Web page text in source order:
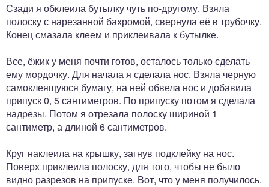
Сзади я обклеила бутылку чуть по-другому. Взяла
полоску с нарезанной бахромой, свернула её в трубочку.
Конец смазала клеем и приклеивала к бутылке.
Все, ёжик у меня почти готов, осталось только сделать
ему мордочку. Для начала я сделала нос. Взяла черную
самоклеящуюся бумагу, на ней обвела нос и добавила
припуск 0, 5 сантиметров. По припуску потом я сделала
надрезы. Потом я отрезала полоску шириной 1
сантиметр, а длиной 6 сантиметров.
Круг наклеила на крышку, загнув подклейку на нос.
Поверх приклеила полоску, для того, чтобы не было
видно разрезов на припуске. Вот, что у меня получилось.